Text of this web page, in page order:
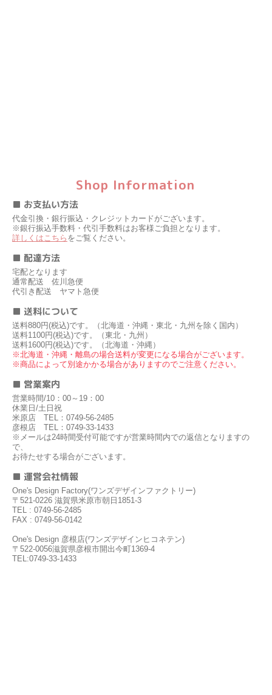
Shop Information
■ お支払い方法
代金引換・銀行振込・クレジットカードがございます。
※銀行振込手数料・代引手数料はお客様ご負担となります。
詳しくはこちら をご覧ください。
■ 配達方法
宅配となります
通常配送 佐川急便
代引き配送 ヤマト急便
■ 送料について
送料880円(税込)です。（北海道・沖縄・東北・九州を除く国内）
送料1100円(税込)です。（東北・九州）
送料1600円(税込)です。（北海道・沖縄）
※北海道・沖縄・離島の場合送料が変更になる場合がございます。
※商品によって別途かかる場合がありますのでご注意ください。
■ 営業案内
営業時間/10：00～19：00
休業日/土日祝
米原店 TEL：0749-56-2485
彦根店 TEL：0749-33-1433
※メールは24時間受付可能ですが営業時間内での返信となりますの
で、
お待たせする場合がございます。
■ 運営会社情報
One's Design Factory(ワンズデザインファクトリー)
〒521-0226 滋賀県米原市朝日1851-3
TEL : 0749-56-2485
FAX : 0749-56-0142
One's Design 彦根店(ワンズデザインヒコネテン)
〒522-0056滋賀県彦根市開出今町1369-4
TEL:0749-33-1433